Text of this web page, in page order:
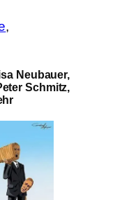
Neubauer,
Schmitz,